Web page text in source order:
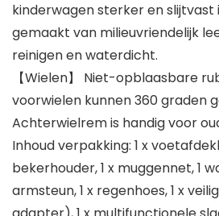
kinderwagen sterker en slijtvast
gemaakt van milieuvriendelijk
reinigen en waterdicht.
【Wielen】 Niet-opblaasbare
voorwielen kunnen 360 graden
Achterwielrem is handig voor
Inhoud verpakking: 1 x
bekerhouder, 1 x muggennet, 1
armsteun, 1 x regenhoes, 1 x